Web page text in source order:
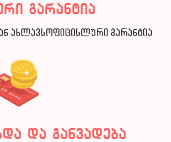
გარანტია
ახლავსოფიცისლური გარანტია
და განვადება